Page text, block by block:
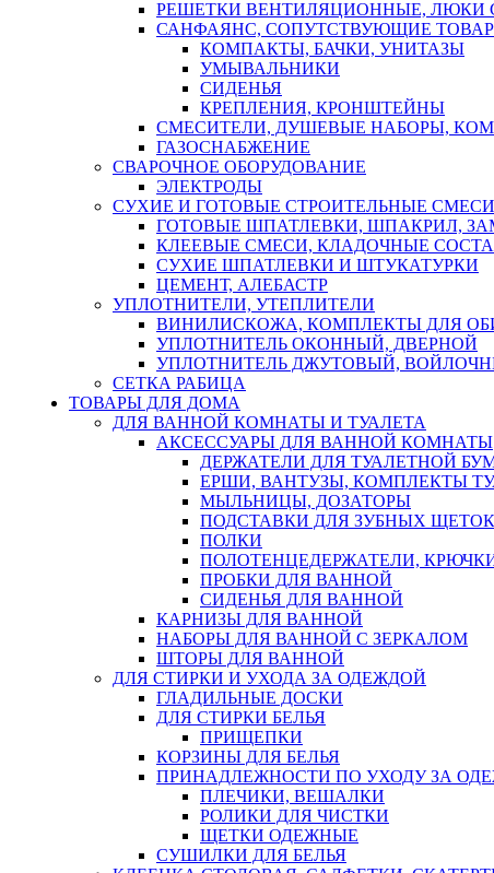
РЕШЕТКИ ВЕНТИЛЯЦИОННЫЕ, ЛЮКИ
САНФАЯНС, СОПУТСТВУЮЩИЕ
КОМПАКТЫ, БАЧКИ, УНИТАЗЫ
УМЫВАЛЬНИКИ
СИДЕНЬЯ
КРЕПЛЕНИЯ, КРОНШТЕЙНЫ
СМЕСИТЕЛИ, ДУШЕВЫЕ НАБОРЫ,
ГАЗОСНАБЖЕНИЕ
СВАРОЧНОЕ ОБОРУДОВАНИЕ
ЭЛЕКТРОДЫ
СУХИЕ И ГОТОВЫЕ СТРОИТЕЛЬНЫЕ СМЕСИ
ГОТОВЫЕ ШПАТЛЕВКИ, ШПАКРИЛ,
КЛЕЕВЫЕ СМЕСИ, КЛАДОЧНЫЕ
СУХИЕ ШПАТЛЕВКИ И ШТУКАТУРКИ
ЦЕМЕНТ, АЛЕБАСТР
УПЛОТНИТЕЛИ, УТЕПЛИТЕЛИ
ВИНИЛИСКОЖА, КОМПЛЕКТЫ ДЛЯ
УПЛОТНИТЕЛЬ ОКОННЫЙ, ДВЕРНОЙ
УПЛОТНИТЕЛЬ ДЖУТОВЫЙ,
СЕТКА РАБИЦА
ТОВАРЫ ДЛЯ ДОМА
ДЛЯ ВАННОЙ КОМНАТЫ И ТУАЛЕТА
АКСЕССУАРЫ ДЛЯ ВАННОЙ КОМНАТЫ
ДЕРЖАТЕЛИ ДЛЯ ТУАЛЕТНОЙ
ЕРШИ, ВАНТУЗЫ, КОМПЛЕКТЫ
МЫЛЬНИЦЫ, ДОЗАТОРЫ
ПОДСТАВКИ ДЛЯ ЗУБНЫХ
ПОЛКИ
ПОЛОТЕНЦЕДЕРЖАТЕЛИ,
ПРОБКИ ДЛЯ ВАННОЙ
СИДЕНЬЯ ДЛЯ ВАННОЙ
КАРНИЗЫ ДЛЯ ВАННОЙ
НАБОРЫ ДЛЯ ВАННОЙ С ЗЕРКАЛОМ
ШТОРЫ ДЛЯ ВАННОЙ
ДЛЯ СТИРКИ И УХОДА ЗА ОДЕЖДОЙ
ГЛАДИЛЬНЫЕ ДОСКИ
ДЛЯ СТИРКИ БЕЛЬЯ
ПРИЩЕПКИ
КОРЗИНЫ ДЛЯ БЕЛЬЯ
ПРИНАДЛЕЖНОСТИ ПО УХОДУ ЗА
ПЛЕЧИКИ, ВЕШАЛКИ
РОЛИКИ ДЛЯ ЧИСТКИ
ЩЕТКИ ОДЕЖНЫЕ
СУШИЛКИ ДЛЯ БЕЛЬЯ